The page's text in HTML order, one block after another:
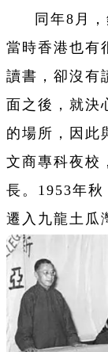
同年8月
當時香港也有
讀書，卻沒有
面之後，就決
的場所，因此
文商專科夜校
長。1953年
遷入九龍土瓜